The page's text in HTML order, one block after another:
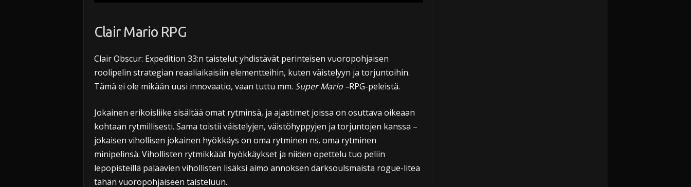
Clair Mario RPG
Clair Obscur: Expedition 33:n taistelut yhdistävät perinteisen vuoropohjaisen
roolipelin strategian reaaliaikaisiin elementteihin, kuten väistelyyn ja torjuntoihin.
Tämä ei ole mikään uusi innovaatio, vaan tuttu mm. Super Mario –RPG-peleistä.
Jokainen erikoisliike sisältää omat rytminsä, ja ajastimet joissa on osuttava oikeaan
kohtaan rytmillisesti. Sama toistii väistelyjen, väistöhyppyjen ja torjuntojen kanssa –
jokaisen vihollisen jokainen hyökkäys on oma rytminen ns. oma rytminen
minipelinsä. Vihollisten rytmikkäät hyökkäykset ja niiden opettelu tuo peliin
lepopisteillä palaavien vihollisten lisäksi aimo annoksen darksoulsmaista rogue-litea
tähän vuoropohjaiseen taisteluun.